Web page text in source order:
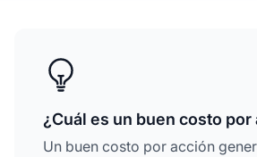
¿Cuál es un buen costo por
Un buen costo por acción